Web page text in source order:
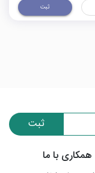
ثبت
ثبت
همکاری با ما